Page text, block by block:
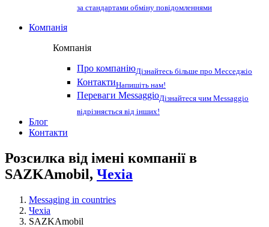
за стандартами обміну повідомленнями
Компанія
Компанія
Про компаніюДізнайтесь більше про Месседжіо
КонтактиНапишіть нам!
Переваги MessaggioДізнайтеся чим Messaggio
відрізняється від інших!
Блог
Контакти
Розсилка від імені компанії в
SAZKAmobil, Чехіа
Messaging in countries
Чехіа
SAZKAmobil